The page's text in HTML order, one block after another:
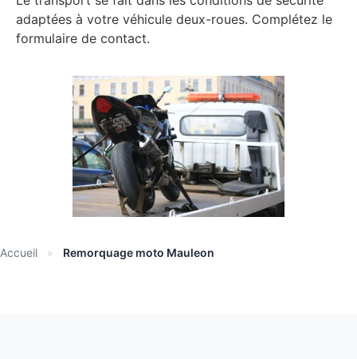
adaptées à votre véhicule deux-roues. Complétez le
formulaire de contact.
Accueil » Remorquage moto Mauleon